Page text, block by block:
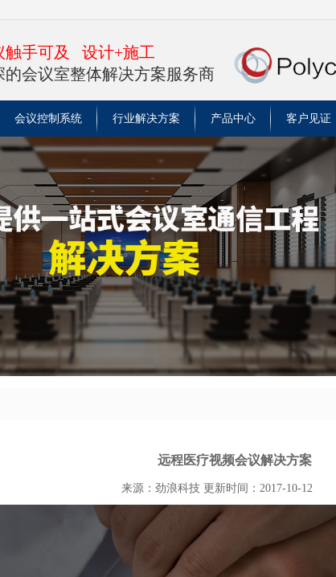
触手可及 设计+施工
的会议室整体解决方案服务商
会议控制系统 行业解决方案 产品中心 客户见证
远程医疗视频会议解决方案
来源：劲浪科技 更新时间：2017-10-12